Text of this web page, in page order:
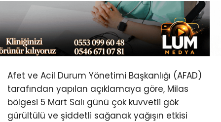
Afet ve Acil Durum Yönetimi Başkanlığı (AFAD)
tarafından yapılan açıklamaya göre, Milas
bölgesi 5 Mart Salı günü çok kuvvetli gök
gürültülü ve şiddetli sağanak yağışın etkisi